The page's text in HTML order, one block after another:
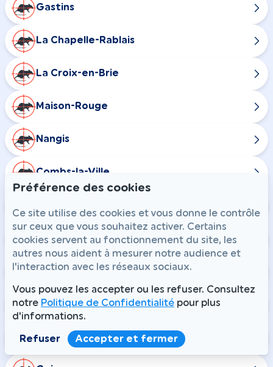
Gastins
La Chapelle-Rablais
La Croix-en-Brie
Maison-Rouge
Nangis
Combs-la-Ville
Chaumes-en-Brie
Courtomer
Crisenoy
Fouju
Préférence des cookies
Ce site utilise des cookies et vous donne le contrôle
sur ceux que vous souhaitez activer. Certains
cookies servent au fonctionnement du site, les
autres nous aident à mesurer notre audience et
l'interaction avec les réseaux sociaux.
Vous pouvez les accepter ou les refuser. Consultez
notre Politique de Confidentialité pour plus
d'informations.
Refuser Accepter et fermer